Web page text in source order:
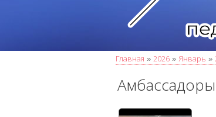
Главная » 2026 » Январь »